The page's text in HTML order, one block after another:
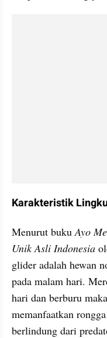
Karakteristik
Menurut buku Ayo
Unik Asli Indonesia
glider adalah hewan
pada malam hari.
hari dan berburu
memanfaatkan
berlindung dari